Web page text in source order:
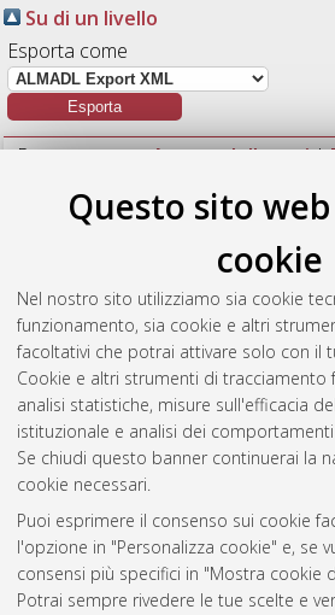
Questo sito
cookie
Nel nostro sito utilizziamo sia cookie
funzionamento, sia cookie e altri
facoltativi che potrai attivare solo con il
Cookie e altri strumenti di tracciamento
analisi statistiche, misure sull'efficacia
istituzionale e analisi dei
Se chiudi questo banner continuerai la
cookie necessari.
Puoi esprimere il consenso sui cookie
l'opzione in "Personalizza cookie" e, se
consensi più specifici in "Mostra cookie
Potrai sempre rivedere le tue scelte e
Su di un livello
Esporta come
Raggruppa per:Autore della tesi|
estremi di precipitazione sub-
Romagna.[Laurea magistrale],
Studio inIngegneria per l'ambiente e il
Questa lista e' stata generata il
Atom
Rss 1.0
Rss 2.0